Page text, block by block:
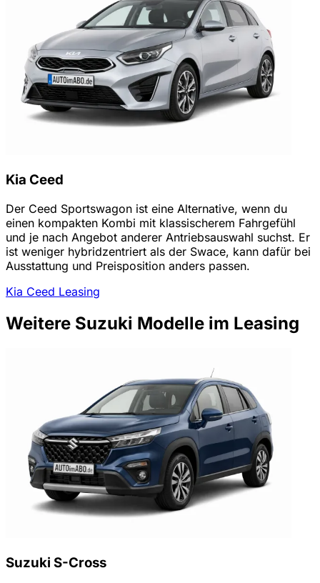
Kia Ceed
Der Ceed Sportswagon ist eine Alternative, wenn du
einen kompakten Kombi mit klassischerem Fahrgefühl
und je nach Angebot anderer Antriebsauswahl suchst. Er
ist weniger hybridzentriert als der Swace, kann dafür bei
Ausstattung und Preisposition anders passen.
Kia Ceed Leasing
Weitere Suzuki Modelle im Leasing
Suzuki S-Cross